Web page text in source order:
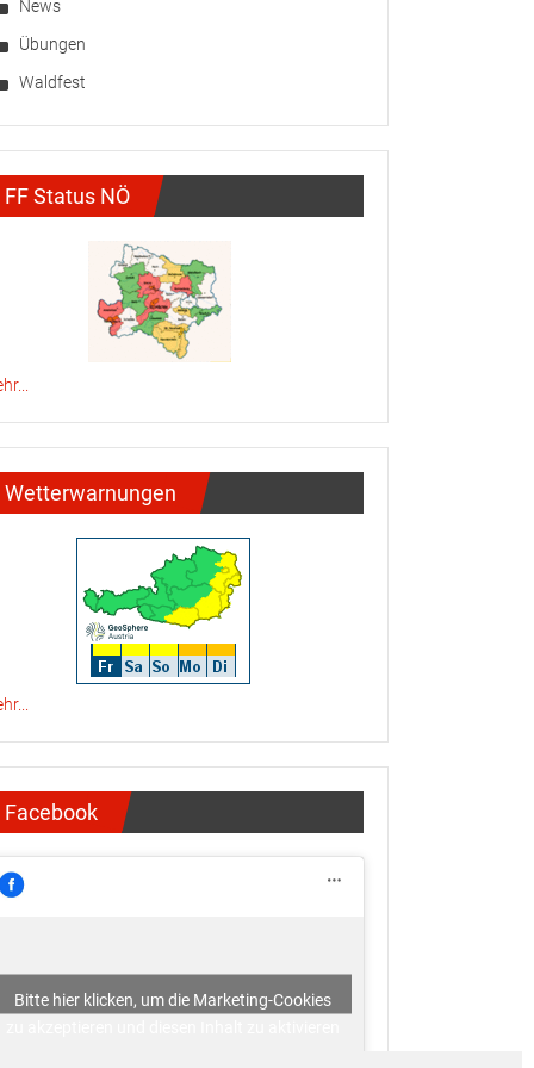
News
Übungen
Waldfest
FF Status NÖ
Wetterwarnungen
Facebook
Bitte hier klicken, um die Marketing-Cookies